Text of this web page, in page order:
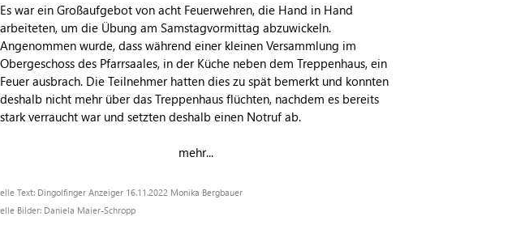
Es war ein Großaufgebot von acht Feuerwehren, die Hand in Hand
arbeiteten, um die Übung am Samstagvormittag abzuwickeln.
Angenommen wurde, dass während einer kleinen Versammlung im
Obergeschoss des Pfarrsaales, in der Küche neben dem Treppenhaus, ein
Feuer ausbrach. Die Teilnehmer hatten dies zu spät bemerkt und konnten
deshalb nicht mehr über das Treppenhaus flüchten, nachdem es bereits
stark verraucht war und setzten deshalb einen Notruf ab.
mehr...
Text: Dingolfinger Anzeiger 16.11.2022 Monika Bergbauer
Bilder: Daniela Maier-Schropp